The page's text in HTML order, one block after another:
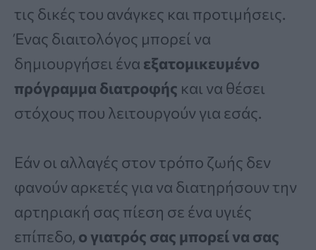
τις δικές του ανάγκες και προτιμήσεις.
Ένας διαιτολόγος μπορεί να
δημιουργήσει ένα εξατομικευμένο
πρόγραμμα διατροφής και να θέσει
στόχους που λειτουργούν για εσάς.
Εάν οι αλλαγές στον τρόπο ζωής δεν
φανούν αρκετές για να διατηρήσουν την
αρτηριακή σας πίεση σε ένα υγιές
επίπεδο, ο γιατρός σας μπορεί να σας